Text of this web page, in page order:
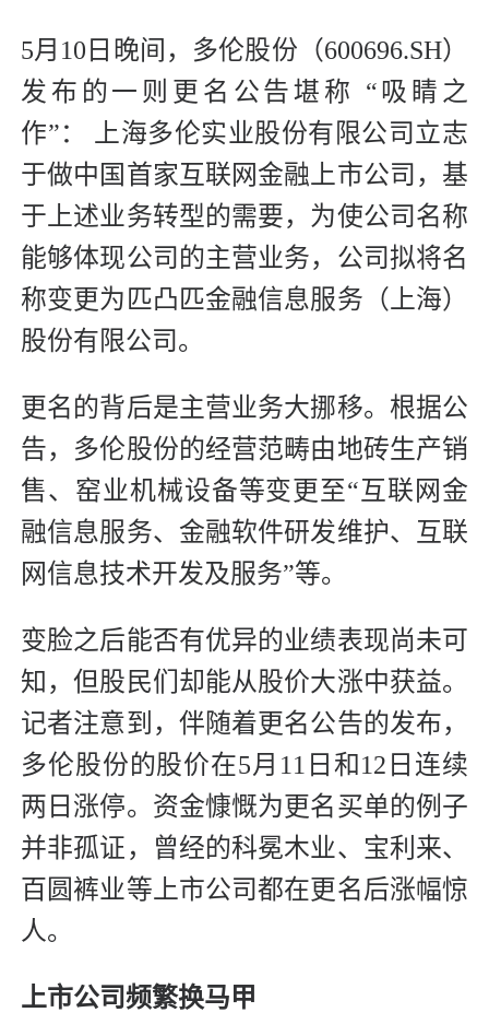
5月10日晚间，多伦股份（600696.SH）
发布的一则更名公告堪称 “吸睛之
作”： 上海多伦实业股份有限公司立志
于做中国首家互联网金融上市公司，基
于上述业务转型的需要，为使公司名称
能够体现公司的主营业务，公司拟将名
称变更为匹凸匹金融信息服务（上海）
股份有限公司。
更名的背后是主营业务大挪移。根据公
告，多伦股份的经营范畴由地砖生产销
售、窑业机械设备等变更至“互联网金
融信息服务、金融软件研发维护、互联
网信息技术开发及服务”等。
变脸之后能否有优异的业绩表现尚未可
知，但股民们却能从股价大涨中获益。
记者注意到，伴随着更名公告的发布，
多伦股份的股价在5月11日和12日连续
两日涨停。资金慷慨为更名买单的例子
并非孤证，曾经的科冕木业、宝利来、
百圆裤业等上市公司都在更名后涨幅惊
人。
上市公司频繁换马甲